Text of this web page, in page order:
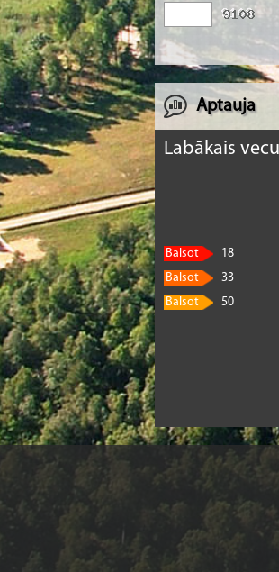
Aptauja
Labākais
Balsot
18
Balsot
33
Balsot
50